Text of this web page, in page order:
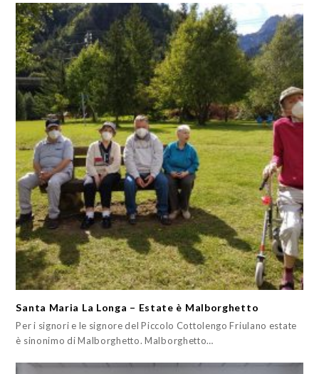
Santa Maria La Longa – Estate è Malborghetto
Per i signori e le signore del Piccolo Cottolengo Friulano estate
è sinonimo di Malborghetto. Malborghetto…